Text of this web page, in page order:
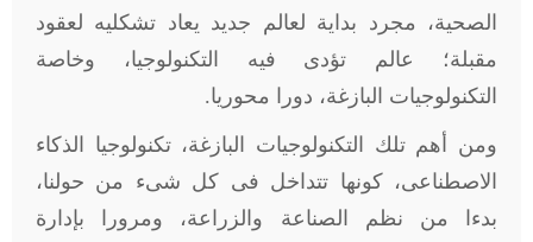
الصحية، مجرد بداية لعالم جديد يعاد تشكليه لعقود
مقبلة؛ عالم تؤدى فيه التكنولوجيا، وخاصة
التكنولوجيات البازغة، دورا محوريا.
ومن أهم تلك التكنولوجيات البازغة، تكنولوجيا الذكاء
الاصطناعى، كونها تتداخل فى كل شىء من حولنا،
بدءا من نظم الصناعة والزراعة، ومرورا بإدارة